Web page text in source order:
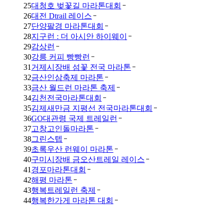
25대청호 벚꽃길 마라톤대회
26대전 Dtrail 레이스
27단양팔경 마라톤대회
28지구런 : 더 아시안 하이웨이
29감상런
30강릉 커피 빵빵런
31 거제시장배 섬꽃 전국 마라톤
32금산인삼축제 마라톤
33금산 월드런 마라톤 축제
34김천전국마라톤대회
35김제새만금 지평선 전국마라톤대회
36GO대관령 국제 트레일런
37고창고인돌마라톤
38그린스텝
39초록우산 런웨이 마라톤
40구미시장배 금오산트레일 레이스
41 경포마라톤대회
42해평 마라톤
43행복트레일런 축제
44행복한가게 마라톤 대회